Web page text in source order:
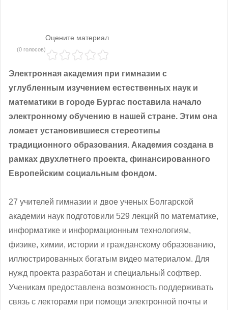
Оцените материал
(0 голосов)
Электронная академия при гимназии с
углубленным изучением естественных наук и
математики в городе Бургас поставила начало
электронному обучению в нашей стране. Этим она
ломает установившиеся стереотипы
традиционного образования. Академия создана в
рамках двухлетнего проекта, финансированного
Европейским социальным фондом.
27 учителей гимназии и двое ученых Болгарской
академии наук подготовили 529 лекций по математике,
информатике и информационным технологиям,
физике, химии, истории и гражданскому образованию,
иллюстрированных богатым видео материалом. Для
нужд проекта разработан и специальный софтвер.
Ученикам предоставлена возможность поддерживать
связь с лекторами при помощи электронной почты и